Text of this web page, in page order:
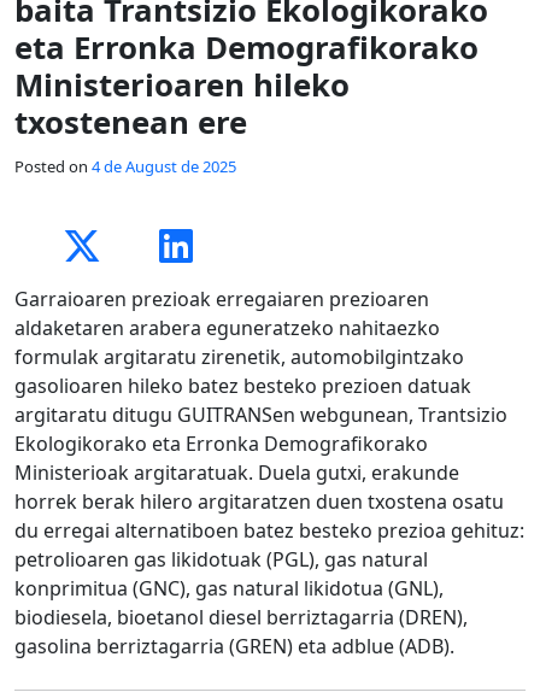
baita Trantsizio Ekologikorako
eta Erronka Demografikorako
Ministerioaren hileko
txostenean ere
Posted on 4 de August de 2025
Garraioaren prezioak erregaiaren prezioaren
aldaketaren arabera eguneratzeko nahitaezko
formulak argitaratu zirenetik, automobilgintzako
gasolioaren hileko batez besteko prezioen datuak
argitaratu ditugu GUITRANSen webgunean, Trantsizio
Ekologikorako eta Erronka Demografikorako
Ministerioak argitaratuak. Duela gutxi, erakunde
horrek berak hilero argitaratzen duen txostena osatu
du erregai alternatiboen batez besteko prezioa gehituz:
petrolioaren gas likidotuak (PGL), gas natural
konprimitua (GNC), gas natural likidotua (GNL),
biodiesela, bioetanol diesel berriztagarria (DREN),
gasolina berriztagarria (GREN) eta adblue (ADB).